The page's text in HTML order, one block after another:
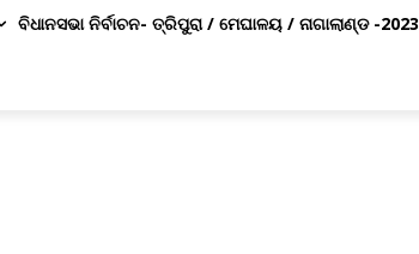
ବିଧାନସଭା ନିର୍ବାଚନ- ତ୍ରିପୁରା / ମେଘାଳୟ / ନାଗାଲାଣ୍ଡ -2023